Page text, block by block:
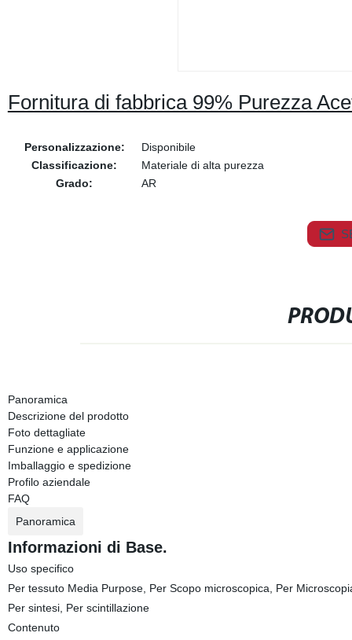
Fornitura di fabbrica 99% Purezza
Personalizzazione:
Disponibile
Classificazione:
Materiale di alta purezza
Grado:
AR
Panoramica
Descrizione del prodotto
Foto dettagliate
Funzione e applicazione
Imballaggio e spedizione
Profilo aziendale
FAQ
Panoramica
Informazioni di Base.
Uso specifico
Per tessuto Media Purpose, Per Scopo microscopica, Per
Per sintesi, Per scintillazione
Contenuto